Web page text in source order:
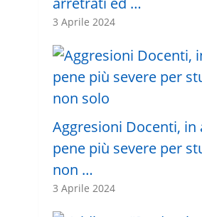
3 Aprile 2024
Aggresioni Docenti, in
pene più severe per
non …
3 Aprile 2024